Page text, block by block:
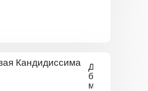
Дейция
белая
махровая